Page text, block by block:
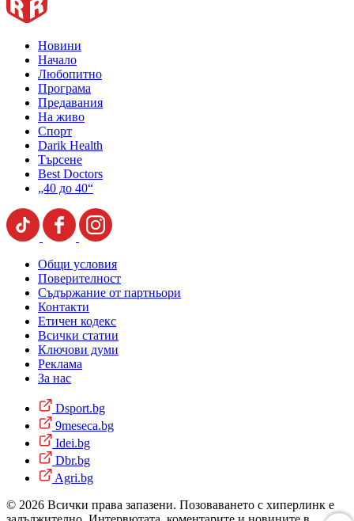
Новини
Начало
Любопитно
Програма
Предавания
На живо
Спорт
Darik Health
Търсене
Best Doctors
„40 до 40“
Общи условия
Поверителност
Съдържание от партньори
Контакти
Етичен кодекс
Всички статии
Ключови думи
Реклама
За нас
Dsport.bg
9meseca.bg
Idei.bg
Dbr.bg
Agri.bg
© 2026 Всички права запазени. Позоваването с хиперлинк е